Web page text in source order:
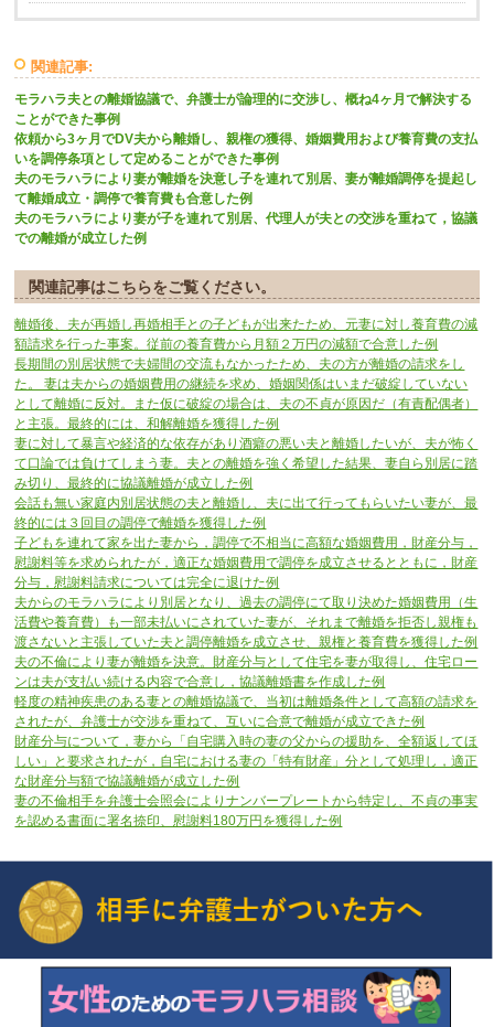
関連記事:
モラハラ夫との離婚協議で、弁護士が論理的に交渉し、概ね4ヶ月で解決する
ことができた事例
依頼から3ヶ月でDV夫から離婚し、親権の獲得、婚姻費用および養育費の支払
いを調停条項として定めることができた事例
夫のモラハラにより妻が離婚を決意し子を連れて別居、妻が離婚調停を提起し
て離婚成立・調停で養育費も合意した例
夫のモラハラにより妻が子を連れて別居、代理人が夫との交渉を重ねて，協議
での離婚が成立した例
関連記事はこちらをご覧ください。
離婚後、夫が再婚し再婚相手との子どもが出来たため、元妻に対し養育費の減
額請求を行った事案。従前の養育費から月額２万円の減額で合意した例
長期間の別居状態で夫婦間の交流もなかったため、夫の方が離婚の請求をし
た。 妻は夫からの婚姻費用の継続を求め、婚姻関係はいまだ破綻していない
として離婚に反対。また仮に破綻の場合は、夫の不貞が原因だ（有責配偶者）
と主張。最終的には、和解離婚を獲得した例
妻に対して暴言や経済的な依存があり酒癖の悪い夫と離婚したいが、夫が怖く
て口論では負けてしまう妻。夫との離婚を強く希望した結果、妻自ら別居に踏
み切り、最終的に協議離婚が成立した例
会話も無い家庭内別居状態の夫と離婚し、夫に出て行ってもらいたい妻が、最
終的には３回目の調停で離婚を獲得した例
子どもを連れて家を出た妻から，調停で不相当に高額な婚姻費用，財産分与，
慰謝料等を求められたが，適正な婚姻費用で調停を成立させるとともに，財産
分与，慰謝料請求については完全に退けた例
夫からのモラハラにより別居となり、過去の調停にて取り決めた婚姻費用（生
活費や養育費）も一部未払いにされていた妻が、それまで離婚を拒否し親権も
渡さないと主張していた夫と調停離婚を成立させ、親権と養育費を獲得した例
夫の不倫により妻が離婚を決意。財産分与として住宅を妻が取得し、住宅ロー
ンは夫が支払い続ける内容で合意し，協議離婚書を作成した例
軽度の精神疾患のある妻との離婚協議で、当初は離婚条件として高額の請求を
されたが、弁護士が交渉を重ねて、互いに合意で離婚が成立できた例
財産分与について，妻から「自宅購入時の妻の父からの援助を、全額返してほ
しい」と要求されたが，自宅における妻の「特有財産」分として処理し，適正
な財産分与額で協議離婚が成立した例
妻の不倫相手を弁護士会照会によりナンバープレートから特定し、不貞の事実
を認める書面に署名捺印、慰謝料180万円を獲得した例